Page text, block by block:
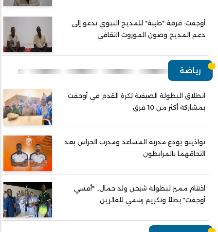
أوجفت: فرقة "طيبة" للمديح النبوي تدعو إلى
دعم المديح وصون الموروث الثقافي
رياضة
انطلاق البطولة الصيفية لكرة القدم في أوجفت
بمشاركة أكثر من 10 فرق
نواذيبو يودع مدربه المساعد ومدرب الحراس بعد
التحاقهما بالمرابطون
اختتام مميز لبطولة شيخن ولد حمال.. "أفسي
أوجفت" بطلاً وتكريم رسمي للفائزين